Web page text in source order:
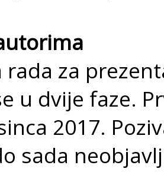
rada za
u dvije faze.
2017.
sada